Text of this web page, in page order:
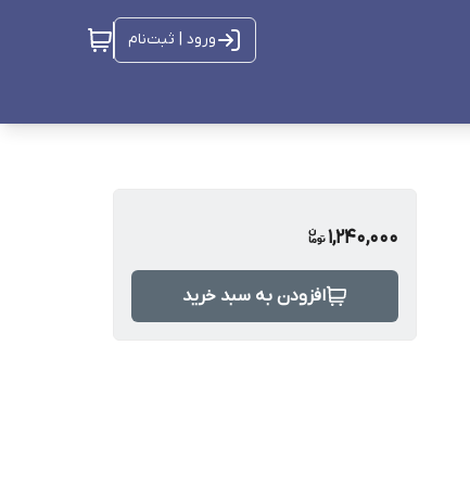
ورود | ثبت‌نام
1,240,000
افزودن به سبد خرید